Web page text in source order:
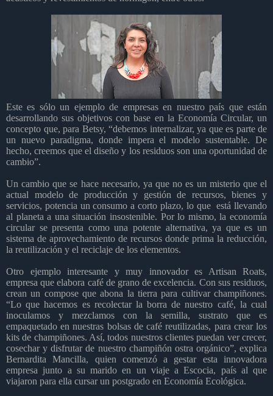
Este es sólo un ejemplo de empresas en nuestro país que están
desarrollando sus objetivos con base en la Economía Circular, un
concepto que, para Betsy, “debemos internalizar, ya que es parte de
un nuevo paradigma, donde impera el modelo sustentable. De
hecho, creemos que el diseño y los residuos son una oportunidad de
cambio”.
Un cambio que se hace necesario, ya que no es un misterio que el
actual modelo de producción y gestión de recursos, bienes y
servicios, potencia un consumo a corto plazo, lo que está llevando
al planeta a una situación insostenible. Por lo mismo, la economía
circular se presenta como una potente alternativa, ya que es un
sistema de aprovechamiento de recursos donde prima la reducción,
la reutilización y el reciclaje de los elementos.
Otro ejemplo interesante y muy innovador es Artisan Roats,
empresa que elabora café de grano de excelencia. Con sus residuos,
crean un compose que abona la tierra para cultivar champiñones.
“Lo que hacemos es recolectar la borra de nuestro café, la cual
inoculamos y mezclamos con la semilla, sustrato que es
empaquetado en nuestras bolsas de café reutilizadas, para crear los
kits de champiñones. Así, todos nuestros clientes puedan ver crecer,
cosechar y disfrutar de nuestro champiñón ostra orgánico”, explica
Bernardita Mancilla, quien comenzó a gestar esta innovadora
empresa junto a su marido en un viaje a Escocia, país al que
viajaron para ella cursar un postgrado en Economía Ecológica.